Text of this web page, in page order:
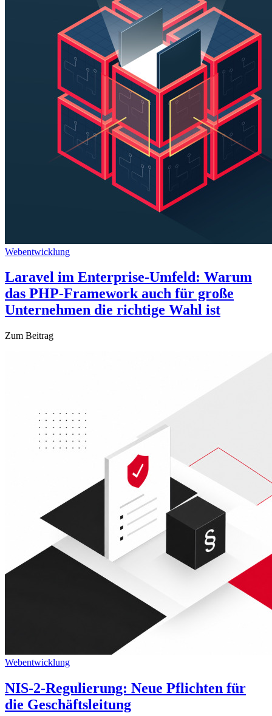
Webentwicklung
Laravel im Enterprise-Umfeld: Warum
das PHP-Framework auch für große
Unternehmen die richtige Wahl ist
Zum Beitrag
Webentwicklung
NIS-2-Regulierung: Neue Pflichten für
die Geschäftsleitung